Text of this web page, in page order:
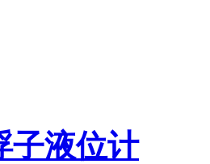
子液位计